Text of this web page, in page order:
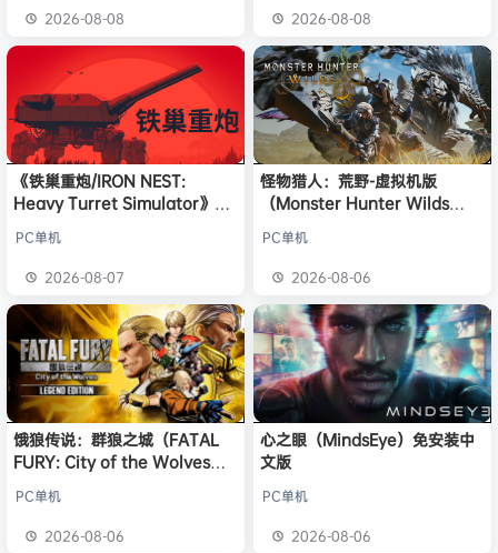
2026-08-08 2026-08-08
《铁巢重炮/IRON NEST:
Heavy Turret Simulator》免
PC单机
2026-08-07
怪物猎人：荒野-虚拟机版
（Monster Hunter Wilds
PC单机
2026-08-06
饿狼传说：群狼之城（FATAL
FURY: City of the Wolves）
PC单机
2026-08-06
心之眼（MindsEye）免安装中
文版
PC单机
2026-08-06